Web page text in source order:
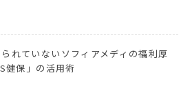
れていないソフィアメディの福利厚
健保」の活用術